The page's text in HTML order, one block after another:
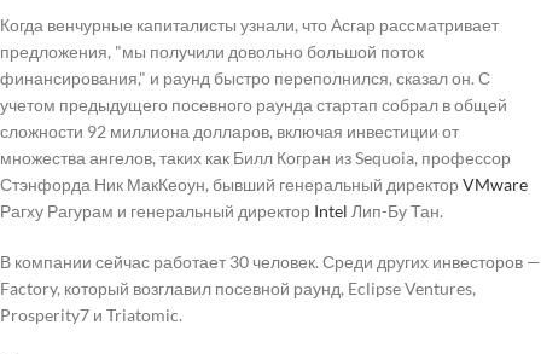
Когда венчурные капиталисты узнали, что Асгар рассматривает
предложения, "мы получили довольно большой поток
финансирования," и раунд быстро переполнился, сказал он. С
учетом предыдущего посевного раунда стартап собрал в общей
сложности 92 миллиона долларов, включая инвестиции от
множества ангелов, таких как Билл Когран из Sequoia, профессор
Стэнфорда Ник МакКеоун, бывший генеральный директорVMware
Рагху Рагурам и генеральный директор Intel Лип-Бу Тан.
В компании сейчас работает 30 человек. Среди других инвесторов —
Factory, который возглавил посевной раунд, Eclipse Ventures,
Prosperity7 и Triatomic.